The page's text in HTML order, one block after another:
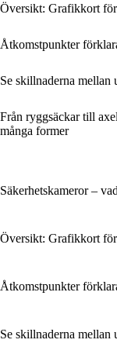
Översikt: Grafikkort
Åtkomstpunkter
Se skillnaderna
Från ryggsäckar till
många former
Säkerhetskameror –
Översikt: Grafikkort
Åtkomstpunkter
Se skillnaderna